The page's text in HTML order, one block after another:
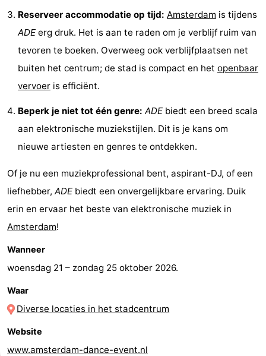
Parkeren
Tips
voor
toeristen
Medische
adressen
Weer
Reserveer accommodatie op tijd: Amsterdam is tijdens
ADE erg druk. Het is aan te raden om je verblijf ruim van
tevoren te boeken. Overweeg ook verblijfplaatsen net
buiten het centrum; de stad is compact en het openbaar
vervoer is efficiënt.
Beperk je niet tot één genre: ADE biedt een breed scala
aan elektronische muziekstijlen. Dit is je kans om
nieuwe artiesten en genres te ontdekken.
Of je nu een muziekprofessional bent, aspirant-DJ, of een
liefhebber, ADE biedt een onvergelijkbare ervaring. Duik
erin en ervaar het beste van elektronische muziek in
Amsterdam!
Wanneer
woensdag 21 – zondag 25 oktober 2026.
Waar
Diverse locaties in het stadcentrum
Website
www.amsterdam-dance-event.nl